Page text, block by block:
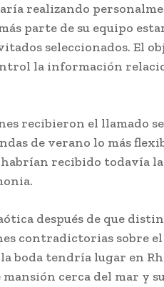
realizando
parte de su equipo
seleccionados. El
la información
recibieron el llamado
de verano lo más
recibido todavía
después de que
contradictorias sobre
boda tendría lugar en
cerca del mar y